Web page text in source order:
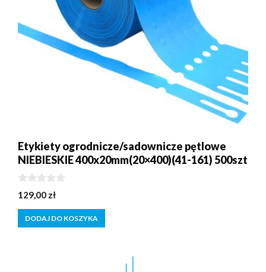
Etykiety ogrodnicze/sadownicze pętlowe
NIEBIESKIE 400x20mm(20×400)(41-161) 500szt
0
z
5
129,00 zł
DODAJ DO KOSZYKA